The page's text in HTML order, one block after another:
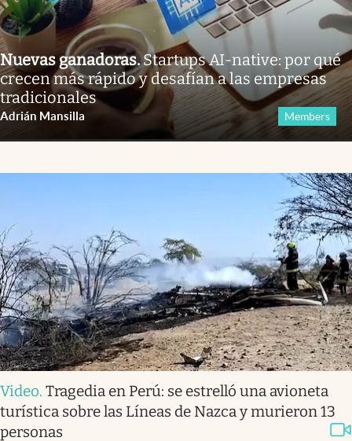
Nuevas ganadoras.Startups AI-native: por qué
crecen más rápido y desafían a las empresas
tradicionales
Adrián Mansilla Members
Video. Tragedia en Perú: se estrelló una avioneta
turística sobre las Líneas de Nazca y murieron 13
personas